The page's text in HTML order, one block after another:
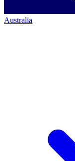
Australia